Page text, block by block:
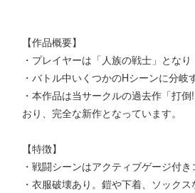
【作品概要】
・プレイヤーは「人族の戦士」とな
・バトル中いくつかのHシーンに分
・本作品は当サークルの過去作「打
おり、完全な新作となっています。
【特徴】
・戦闘シーンはアクティブゲージ付
・衣服破壊あり。鎧や下着、ソックス